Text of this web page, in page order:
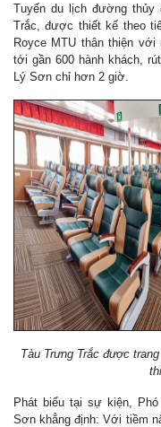
Tuyến du lịch đường thủy
Trắc, được thiết kế theo
Royce MTU thân thiện
tới gần 600 hành khách,
Lý Sơn chỉ hơn 2 giờ.
Tàu Trưng Trắc được
Phát biểu tại sự kiện,
Sơn khẳng định: Với tiềm